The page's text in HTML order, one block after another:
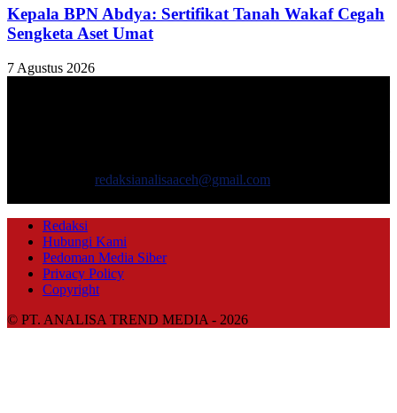
Kepala BPN Abdya: Sertifikat Tanah Wakaf Cegah
Sengketa Aset Umat
7 Agustus 2026
redaksianalisaaceh@gmail.com
Redaksi
Hubungi Kami
Pedoman Media Siber
Privacy Policy
Copyright
© PT. ANALISA TREND MEDIA - 2026